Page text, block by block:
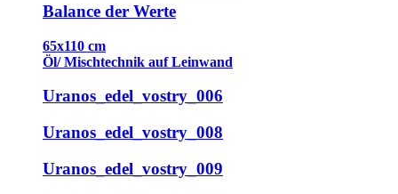
Balance der Werte
65x110 cm
Öl/ Mischtechnik auf Leinwand
Uranos_edel_vostry_006
Uranos_edel_vostry_008
Uranos_edel_vostry_009